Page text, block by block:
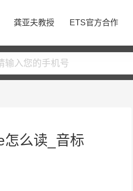
龚亚夫教授 ETS官方合作
么读_音标